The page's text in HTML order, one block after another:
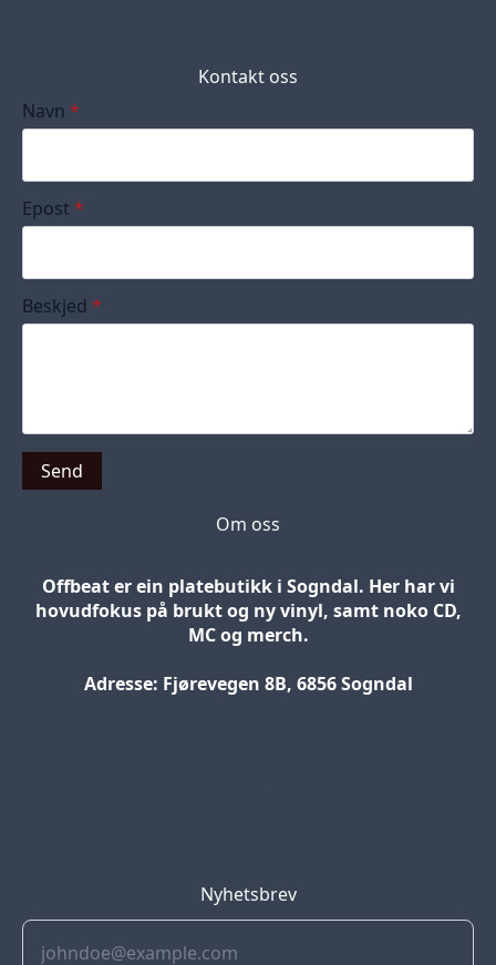
Kontakt oss
Navn *
Epost *
Beskjed *
Send
Om oss
Offbeat er ein platebutikk i Sogndal. Her har vi
hovudfokus på brukt og ny vinyl, samt noko CD,
MC og merch.
Adresse: Fjørevegen 8B, 6856 Sogndal
Nyhetsbrev